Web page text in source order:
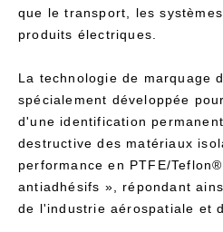
que le transport, les
produits électriques.
La technologie de marquage
spécialement développée
d'une identification
destructive des matériaux
performance en PTFE/
antiadhésifs », répondant
de l'industrie aérospatiale et